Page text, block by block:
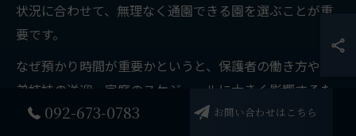
状況に合わせて、無理なく通園できる園を選ぶことが重
要です。
なぜ預かり時間が重要かというと、保護者の働き方や兄
弟姉妹の送迎、家庭のスケジュールに大きく影響するた
めです。例えば共働き家庭では、18時までの延長保育が
092-673-0783 お問い合わせはこちら